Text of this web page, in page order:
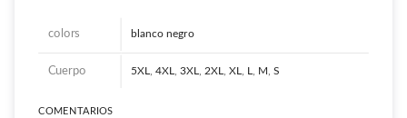
colors blanco negro
Cuerpo 5XL, 4XL, 3XL, 2XL, XL, L, M,S
COMENTARIOS